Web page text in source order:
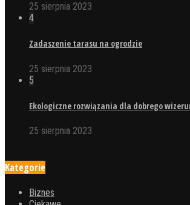
25 sierpnia 2023
4
Zadaszenie tarasu na ogrodzie
25 sierpnia 2023
5
Ekologiczne rozwiązania dla dobrego
25 sierpnia 2023
Kategorie
Biznes